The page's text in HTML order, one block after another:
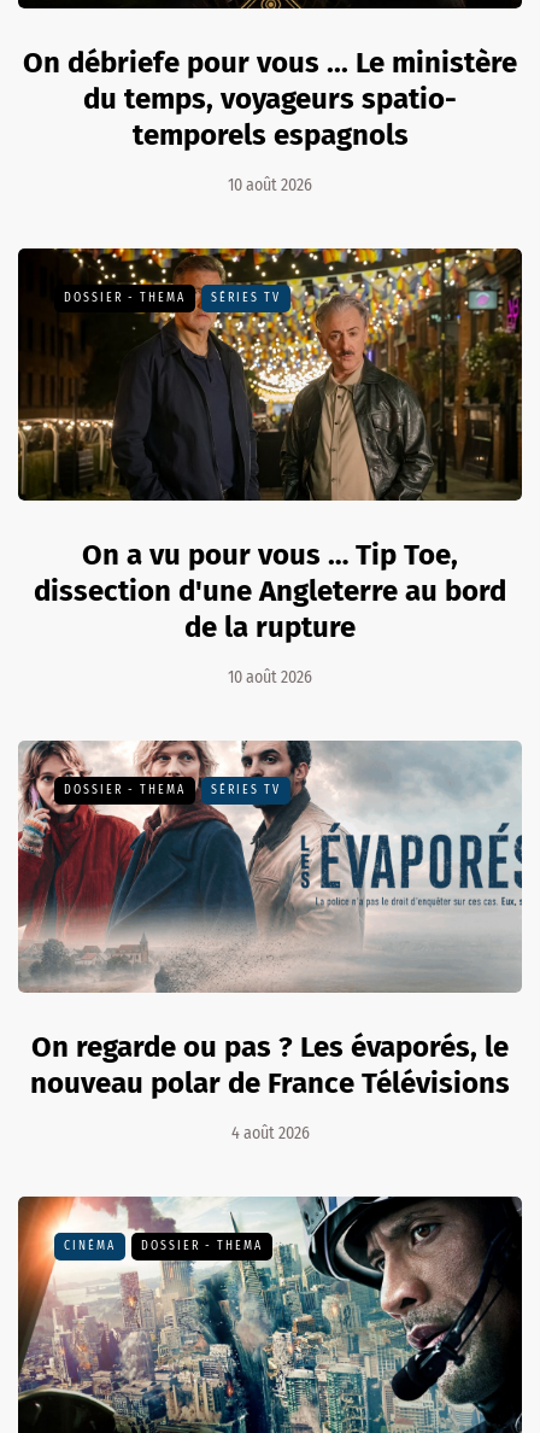
On débriefe pour vous ... Le ministère
du temps, voyageurs spatio-
temporels espagnols
10 août 2026
DOSSIER - THEMA SÉRIES TV
On a vu pour vous … Tip Toe,
dissection d'une Angleterre au bord
de la rupture
10 août 2026
DOSSIER - THEMA SÉRIES TV
On regarde ou pas ? Les évaporés, le
nouveau polar de France Télévisions
4 août 2026
CINÉMA DOSSIER - THEMA